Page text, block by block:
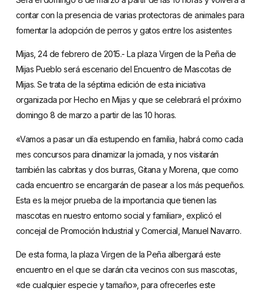
contar con la presencia de varias protectoras de animales para
fomentar la adopción de perros y gatos entre los asistentes
Mijas, 24 de febrero de 2015.- La plaza Virgen de la Peña de
Mijas Pueblo será escenario del Encuentro de Mascotas de
Mijas. Se trata de la séptima edición de esta iniciativa
organizada por Hecho en Mijas y que se celebrará el próximo
domingo 8 de marzo a partir de las 10 horas.
«Vamos a pasar un día estupendo en familia, habrá como cada
mes concursos para dinamizar la jornada, y nos visitarán
también las cabritas y dos burras, Gitana y Morena, que como
cada encuentro se encargarán de pasear a los más pequeños.
Esta es la mejor prueba de la importancia que tienen las
mascotas en nuestro entorno social y familiar», explicó el
concejal de Promoción Industrial y Comercial, Manuel Navarro.
De esta forma, la plaza Virgen de la Peña albergará este
encuentro en el que se darán cita vecinos con sus mascotas,
«de cualquier especie y tamaño», para ofrecerles este